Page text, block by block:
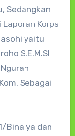
Sedangkan
Korps
yaitu
S.E.M.SI
Sebagai
Binaiya dan